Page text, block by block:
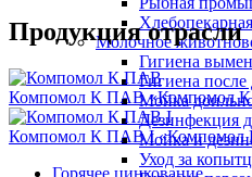
Молочное
Гигиена
Гигиена после
Мойка
Дезинфекция
Мойка и
Уход за
Продукция отрасли
Компомол К ПАВ «Компомол К
Компомол К ПАВ I «Компомол
Горячее цинкование